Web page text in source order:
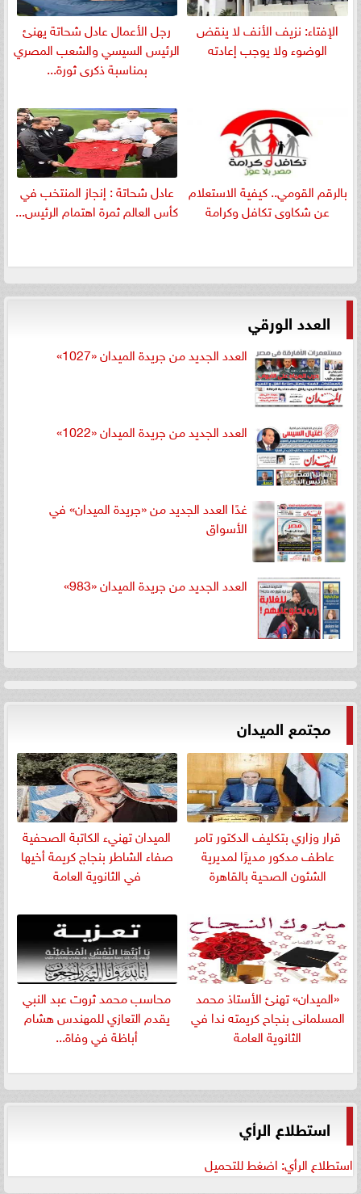
الإفتاء: نزيف الأنف لا ينقض
الوضوء ولا يوجب إعادته
رجل الأعمال عادل شحاتة يهنئ
الرئيس السيسي والشعب المصري
بمناسبة ذكرى ثورة...
بالرقم القومي.. كيفية الاستعلام
عن شكاوى تكافل وكرامة
عادل شحاتة : إنجاز المنتخب في
كأس العالم ثمرة اهتمام الرئيس...
العدد الورقي
العدد الجديد من جريدة الميدان «1027»
العدد الجديد من جريدة الميدان «1022»
غدًا العدد الجديد من «جريدة الميدان» في
الأسواق
العدد الجديد من جريدة الميدان «983»
مجتمع الميدان
قرار وزاري بتكليف الدكتور تامر
عاطف مدكور مديرًا لمديرية
الشئون الصحية بالقاهرة
الميدان تهنيء الكاتبة الصحفية
صفاء الشاطر بنجاج كريمة أخيها
في الثانوية العامة
«الميدان» تهنئ الأستاذ محمد
المسلمانى بنجاح كريمته ندا في
الثانوية العامة
​محاسب محمد ثروت عبد النبي
يقدم التعازي للمهندس هشام
أباظة في وفاة...
استطلاع الرأي
استطلاع الرأي: اضغط للتحميل